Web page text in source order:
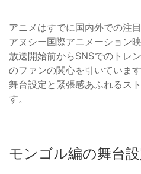
アニメはすでに国内外での注
アヌシー国際アニメーション
放送開始前からSNSでのトレ
のファンの関心を引いていま
舞台設定と緊張感あふれるス
す。
モンゴル編の舞台